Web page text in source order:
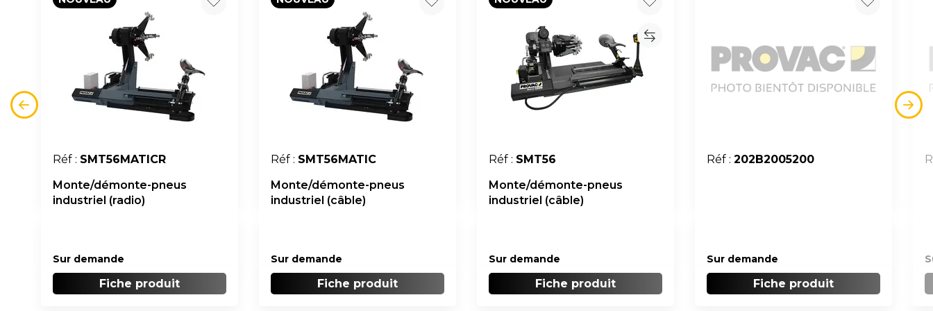
Réf : SMT56MATICR
Monte/démonte-pneus
industriel (radio)
Sur demande
Fiche produit
Réf : SMT56MATIC
Monte/démonte-pneus
industriel (câble)
Sur demande
Fiche produit
Réf : SMT56
Monte/démonte-pneus
industriel (câble)
Sur demande
Fiche produit
Réf : 202B2005200
Sur demande
Fiche produit